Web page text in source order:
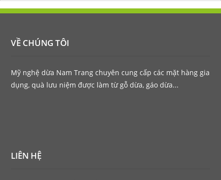
VỀ CHÚNG TÔI
Mỹ nghệ dừa Nam Trang chuyên cung cấp các mặt hàng gia
dụng, quà lưu niệm được làm từ gỗ dừa, gáo dừa...
LIÊN HỆ